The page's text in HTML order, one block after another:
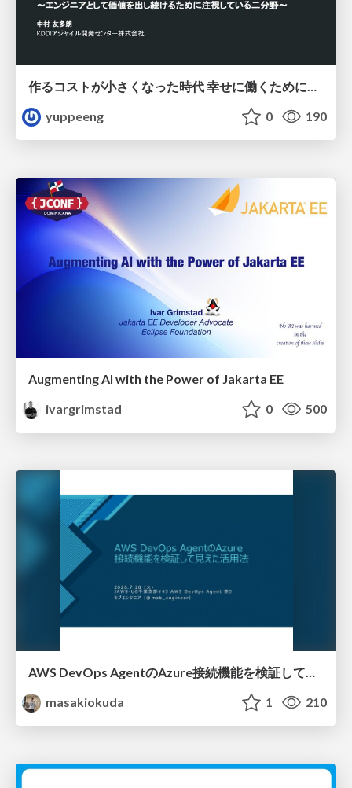
作るコストが小さくなった時代 幸せに働くために改めて考えたいこと 〜エンジニアとして価値を出し続けるために注視している二分野〜
yuppeeng
0 190
Augmenting AI with the Power of Jakarta EE
ivargrimstad
0 500
masakiokuda
1 210